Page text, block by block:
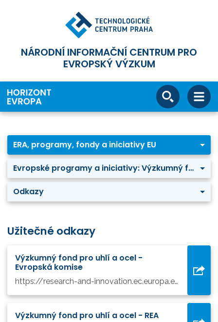
NÁRODNÍ INFORMAČNÍ CENTRUM PRO
EVROPSKÝ VÝZKUM
ERA, programy, fondy a iniciativy EU
Evropské programy a iniciativy: Výzkumný fond pro uhlí a ocel
Odkazy
Užitečné odkazy
Výzkumný fond pro uhlí a ocel -
Evropská komise
https://research-and-innovation.ec.europa.eu/funding/funding-opportunities/funding-programmes-and-open-calls/research-fund-coal-and-steel-rfcs_en
Výzkumný fond pro uhlí a ocel - REA